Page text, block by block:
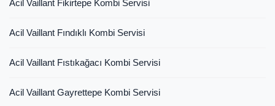
Acil Vaillant Fikirtepe Kombi Servisi
Acil Vaillant Fındıklı Kombi Servisi
Acil Vaillant Fıstıkağacı Kombi Servisi
Acil Vaillant Gayrettepe Kombi Servisi